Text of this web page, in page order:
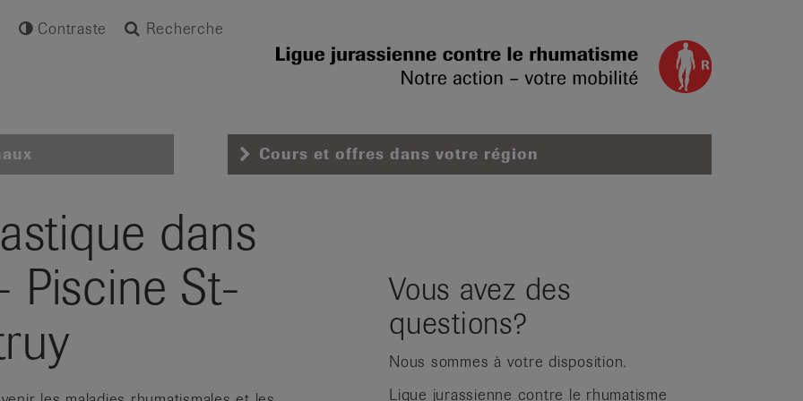
Contraste Recherche
Cours et offres dans votre région
dans
Piscine St-
Vous avez des
questions?
Nous sommes à votre disposition.
Ligue jurassienne contre le rhumatisme